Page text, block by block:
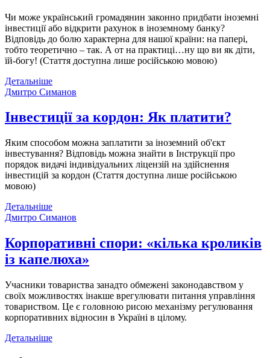
Чи може український громадянин законно придбати іноземні
інвестиції або відкрити рахунок в іноземному банку?
Відповідь до болю характерна для нашої країни: на папері,
тобто теоретично – так. А от на практиці…ну що ви як діти,
їй-богу! (Стаття доступна лише російською мовою)
Детальніше
Дмитро Симанов
Інвестиції за кордон: Як платити?
Яким способом можна заплатити за іноземний об'єкт
інвестування? Відповідь можна знайти в Інструкції про
порядок видачі індивідуальних ліцензій на здійснення
інвестицій за кордон (Стаття доступна лише російською
мовою)
Детальніше
Дмитро Симанов
Корпоративні спори: «кілька кроликів
із капелюха»
Учасники товариства занадто обмежені законодавством у
своїх можливостях інакше врегулювати питання управління
товариством. Це є головною рисою механізму регулювання
корпоративних відносин в Україні в цілому.
Детальніше